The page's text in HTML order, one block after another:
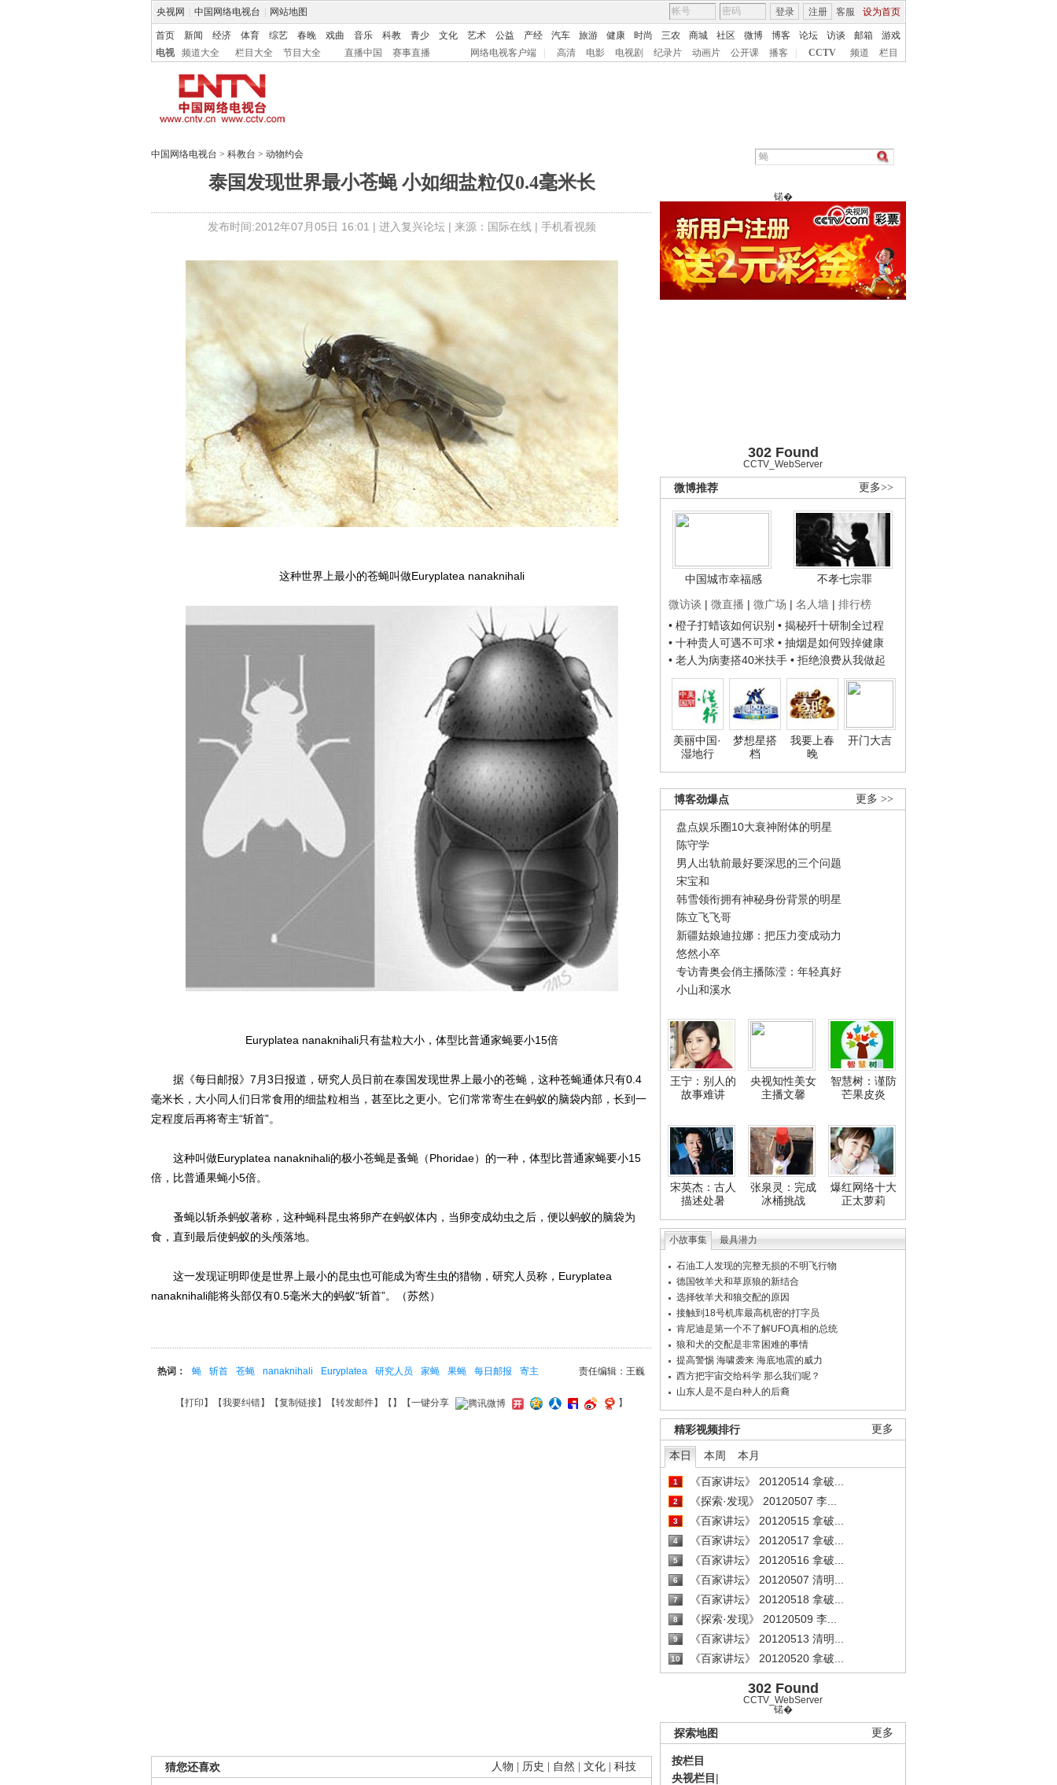
央视网 中国网络电视台 网站地图 客服 设为首页
登录 注册
首页 新闻 经济 体育 综艺 春晚 戏曲 音乐 科教 青少 文化 艺术 公益 产经 汽车 旅游 健康 时尚 三农 商城 社区 微博 博客 论坛 访谈 邮箱
游戏
电视
频道大全 栏目大全 节目大全 直播中国 赛事直播 网络电视客户端 高清 电影 电视剧 纪录片 动画片 公开课 播客 CCTV 频道 栏目
中国网络电视台 > 科教台 > 动物约会
锘�
302 Found
CCTV_WebServer
更多>>
微博推荐
中国城市幸福感
不孝七宗罪
微访谈 | 微直播 | 微广场 | 名人墙 | 排行榜
• 橙子打蜡该如何识别 • 揭秘歼十研制全过程
• 十种贵人可遇不可求 • 抽烟是如何毁掉健康
• 老人为病妻搭40米扶手 • 拒绝浪费从我做起
美丽中国·
湿地行
梦想星搭
档
我要上春
晚
开门大吉
更多 >>
博客劲爆点
盘点娱乐圈10大衰神附体的明星
陈守学
男人出轨前最好要深思的三个问题
宋宝和
韩雪领衔拥有神秘身份背景的明星
陈立飞飞哥
新疆姑娘迪拉娜：把压力变成动力
悠然小卒
专访青奥会俏主播陈滢：年轻真好
小山和溪水
王宁：别人的
故事难讲
央视知性美女
主播文馨
智慧树：谨防
芒果皮炎
宋英杰：古人
描述处暑
张泉灵：完成
冰桶挑战
爆红网络十大
正太萝莉
小故事集 最具潜力
石油工人发现的完整无损的不明飞行物
德国牧羊犬和草原狼的新结合
选择牧羊犬和狼交配的原因
接触到18号机库最高机密的打字员
肯尼迪是第一个不了解UFO真相的总统
狼和犬的交配是非常困难的事情
提高警惕 海啸袭来 海底地震的威力
西方把宇宙交给科学 那么我们呢？
山东人是不是白种人的后裔
更多
精彩视频排行
本日 本周 本月
1 《百家讲坛》 20120514 拿破...
2 《探索·发现》 20120507 李...
3 《百家讲坛》 20120515 拿破...
4 《百家讲坛》 20120517 拿破...
5 《百家讲坛》 20120516 拿破...
6 《百家讲坛》 20120507 清明...
7 《百家讲坛》 20120518 拿破...
8 《探索·发现》 20120509 李...
9 《百家讲坛》 20120513 清明...
10 《百家讲坛》 20120520 拿破...
302 Found
CCTV_WebServer
锘�
更多
探索地图
按栏目
央视栏目 |
泰国发现世界最小苍蝇 小如细盐粒仅0.4毫米长
发布时间:2012年07月05日 16:01 | 进入复兴论坛| 来源： 国际在线 | 手机看视频
这种世界上最小的苍蝇叫做Euryplatea nanaknihali
Euryplatea nanaknihali只有盐粒大小，体型比普通家蝇要小15倍
据《每日邮报》7月3日报道，研究人员日前在泰国发现世界上最小的苍蝇，这种苍蝇通体只有0.4
毫米长，大小同人们日常食用的细盐粒相当，甚至比之更小。它们常常寄生在蚂蚁的脑袋内部，长到一
定程度后再将寄主“斩首”。
这种叫做Euryplatea nanaknihali的极小苍蝇是蚤蝇（Phoridae）的一种，体型比普通家蝇要小15
倍，比普通果蝇小5倍。
蚤蝇以斩杀蚂蚁著称，这种蝇科昆虫将卵产在蚂蚁体内，当卵变成幼虫之后，便以蚂蚁的脑袋为
食，直到最后使蚂蚁的头颅落地。
这一发现证明即使是世界上最小的昆虫也可能成为寄生虫的猎物，研究人员称，Euryplatea
nanaknihali能将头部仅有0.5毫米大的蚂蚁“斩首”。（苏然）
责任编辑：王巍
热词： 蝇 斩首 苍蝇 nanaknihali Euryplatea 研究人员 家蝇 果蝇 每日邮报 寄主
【打印 】【我要纠错】【复制链接】【转发邮件】【 】 【一键分享 】
人物 历史 自然 文化 科技
猜您还喜欢